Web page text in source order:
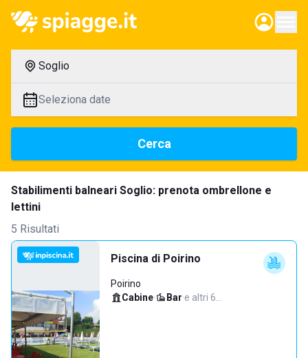
Soglio
Seleziona date
Cerca
Stabilimenti balneari Soglio: prenota ombrellone e
lettini
5 Risultati
Piscina di Poirino
Poirino
Cabine· Bar·e altri 6…